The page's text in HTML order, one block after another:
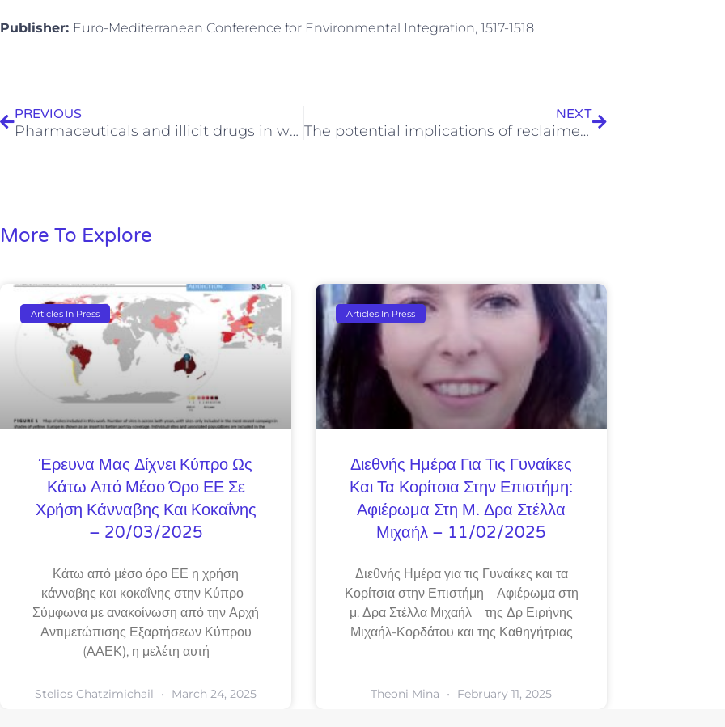
Publisher: Euro-Mediterranean Conference for Environmental Integration, 1517-1518
PREVIOUS
Pharmaceuticals and illicit drugs in wastewater samples in north-eastern Tunisia
NEXT
The potential implications of reclaimed wastewater reuse for irrigation on the agricultural environment: the knowns and unknowns of the fate of antibiotics and antibiotic resistant bacteria and resistance genes – A review
More To Explore
Articles In Press
Έρευνα Μας Δίχνει Κύπρο Ως
Κάτω Από Μέσο Όρο ΕΕ Σε
Χρήση Κάνναβης Και Κοκαΐνης
– 20/03/2025
Κάτω από μέσο όρο ΕΕ η χρήση
κάνναβης και κοκαΐνης στην Κύπρο
Σύμφωνα με ανακοίνωση από την Αρχή
Αντιμετώπισης Εξαρτήσεων Κύπρου
(ΑΑΕΚ), η μελέτη αυτή
Stelios Chatzimichail March 24, 2025
Articles In Press
Διεθνής Ημέρα Για Τις Γυναίκες
Και Τα Κορίτσια Στην Επιστήμη:
Αφιέρωμα Στη Μ. Δρα Στέλλα
Μιχαήλ – 11/02/2025
Διεθνής Ημέρα για τις Γυναίκες και τα
Κορίτσια στην Επιστήμη Αφιέρωμα στη
μ. Δρα Στέλλα Μιχαήλ της Δρ Ειρήνης
Μιχαήλ-Κορδάτου και της Καθηγήτριας
Theoni Mina February 11, 2025